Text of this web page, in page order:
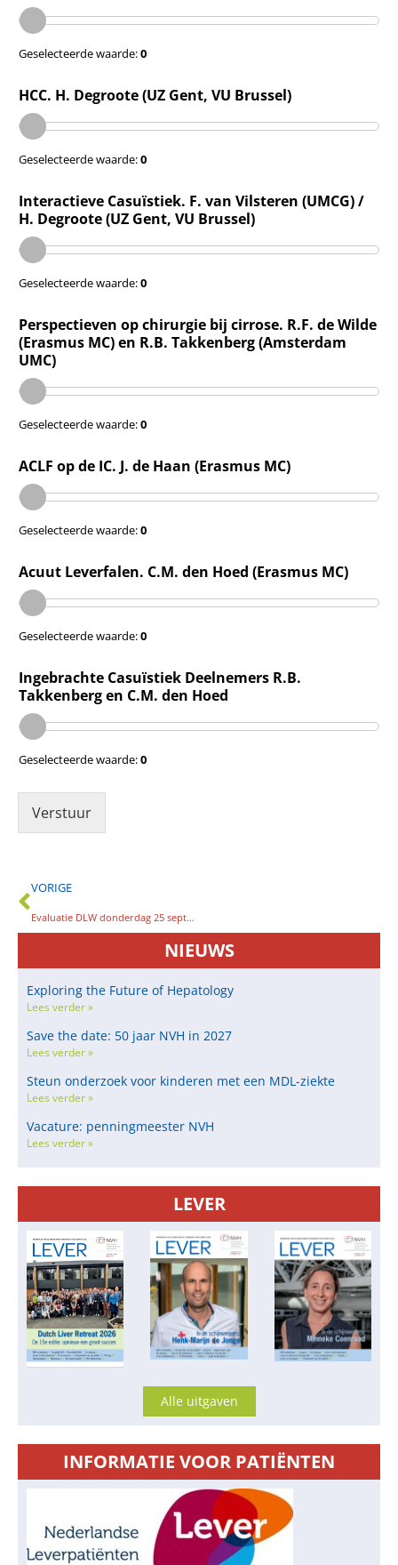
Geselecteerde waarde:0
HCC. H. Degroote (UZ Gent, VU Brussel)
Geselecteerde waarde:0
Interactieve Casuïstiek. F. van Vilsteren (UMCG) /
H. Degroote (UZ Gent, VU Brussel)
Geselecteerde waarde:0
Perspectieven op chirurgie bij cirrose. R.F. de Wilde
(Erasmus MC) en R.B. Takkenberg (Amsterdam
UMC)
Geselecteerde waarde:0
ACLF op de IC. J. de Haan (Erasmus MC)
Geselecteerde waarde:0
Acuut Leverfalen. C.M. den Hoed (Erasmus MC)
Geselecteerde waarde:0
Ingebrachte Casuïstiek Deelnemers R.B.
Takkenberg en C.M. den Hoed
Geselecteerde waarde:0
Verstuur
VORIGE
Evaluatie DLW donderdag 25 september 2025
NIEUWS
Exploring the Future of Hepatology
Lees verder »
Save the date: 50 jaar NVH in 2027
Lees verder »
Steun onderzoek voor kinderen met een MDL-ziekte
Lees verder »
Vacature: penningmeester NVH
Lees verder »
LEVER
Alle uitgaven
INFORMATIE VOOR PATIËNTEN